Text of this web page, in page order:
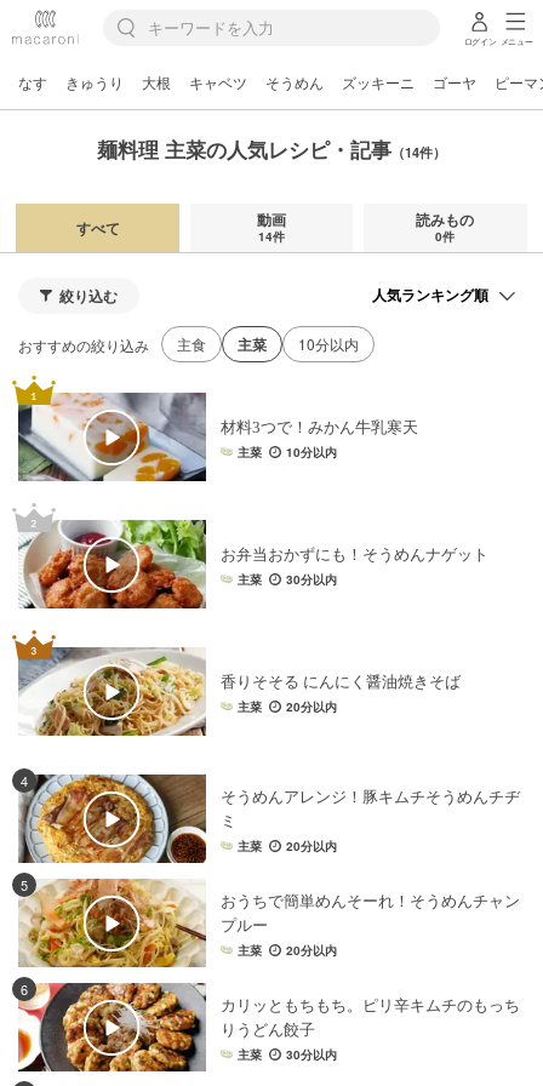
ログイン メニュー
なす きゅうり 大根 キャベツ そうめん ズッキーニ ゴーヤ ピーマ
麺料理 主菜の人気レシピ・記事 （14件）
すべて 動画
14件
読みもの
0件
絞り込む
おすすめの絞り込み 主食 主菜 10分以内
材料3つで！みかん牛乳寒天
主菜 10分以内
お弁当おかずにも！そうめんナゲット
主菜 30分以内
香りそそる にんにく醤油焼きそば
主菜 20分以内
4
そうめんアレンジ！豚キムチそうめんチヂ
ミ
主菜 20分以内
5
おうちで簡単めんそーれ！そうめんチャン
プルー
主菜 20分以内
6
カリッともちもち。ピリ辛キムチのもっち
りうどん餃子
主菜 30分以内